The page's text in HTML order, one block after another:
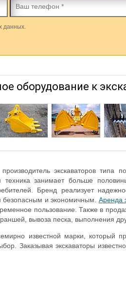
оборудование к
экскаваторов типа
занимает больше
Бренд реализует
безопасным и экономичным. Аренда
пользование. Также в
вывоза песка, выполнения
известной марки, который
Заказывая экскаваторы